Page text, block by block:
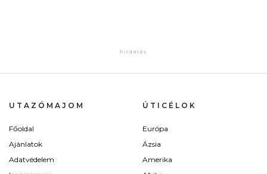
UTAZÓMAJOM
Főoldal
Ajánlatok
Adatvédelem
ÚTICÉLOK
Európa
Ázsia
Amerika